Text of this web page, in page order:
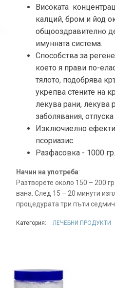
Високата
калций, бром и йод
общооздравително
имунната система.
Способства за
което я прави по-
тялото, подобрява
укрепва стените на
лекува рани, лекува
заболявания,
Изключиелно
псориазис.
Разфасовка - 1000 гр.
Начин на употреба:
Разтворете около 150 – 200
вана. След 15 – 20 минути
процедурата три пъти
Категория: ЛЕЧЕБНИ ПРОДУКТИ